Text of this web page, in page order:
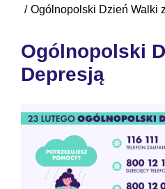
Ogólnopolski Dzień Walki
Ogólnopolski
Depresją